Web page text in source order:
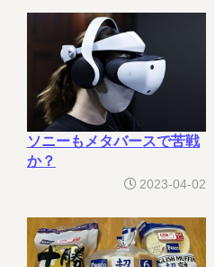
ソニーもメタバースで苦戦
か？
2023-04-02